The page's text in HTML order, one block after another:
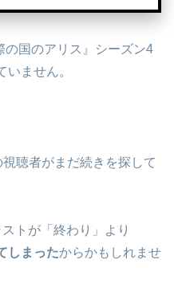
国のアリス』シーズン4
ません。
聴者がまだ続きを探して
トが「終わり」より
しまったからかもしれませ